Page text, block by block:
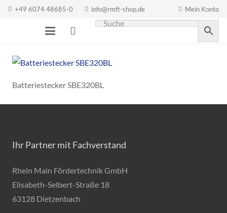
+49 6074 48685-0 info@rmft-shop.de Mein Konto
Batteriestecker SBE320BL
Ihr Partner mit Fachverstand
Rhein Main Fördertechnik GmbH
Elisabeth-Selbert-Straße 18
63128 Dietzenbach